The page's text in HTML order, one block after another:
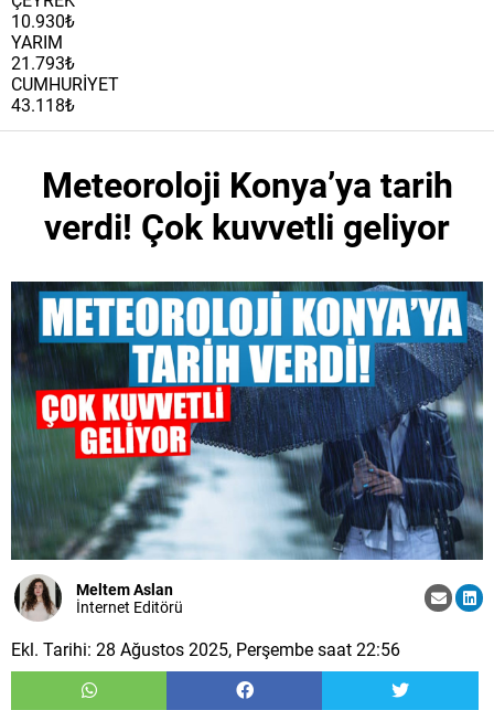
10.930₺
YARIM
21.793₺
CUMHURİYET
43.118₺
Meteoroloji Konya’ya tarih
verdi! Çok kuvvetli geliyor
Meltem Aslan
İnternet Editörü
Ekl. Tarihi: 28 Ağustos 2025, Perşembe saat 22:56